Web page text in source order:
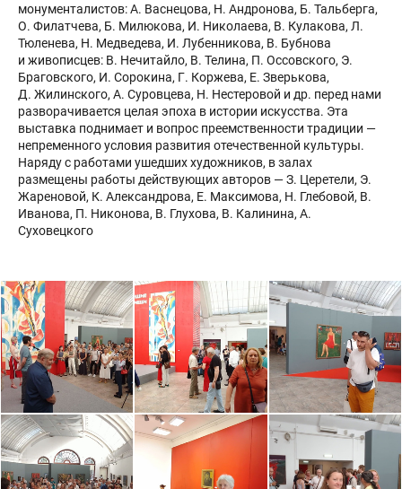
монументалистов: А. Васнецова, Н. Андронова, Б. Тальберга,
О. Филатчева, Б. Милюкова, И. Николаева, В. Кулакова, Л.
Тюленева, Н. Медведева, И. Лубенникова, В. Бубнова
и живописцев: В. Нечитайло, В. Телина, П. Оссовского, Э.
Браговского, И. Сорокина, Г. Коржева, Е. Зверькова,
Д. Жилинского, А. Суровцева, Н. Нестеровой и др. перед нами
разворачивается целая эпоха в истории искусства. Эта
выставка поднимает и вопрос преемственности традиции —
непременного условия развития отечественной культуры.
Наряду с работами ушедших художников, в залах
размещены работы действующих авторов — З. Церетели, Э.
Жареновой, К. Александрова, Е. Максимова, Н. Глебовой, В.
Иванова, П. Никонова, В. Глухова, В. Калинина, А.
Суховецкого